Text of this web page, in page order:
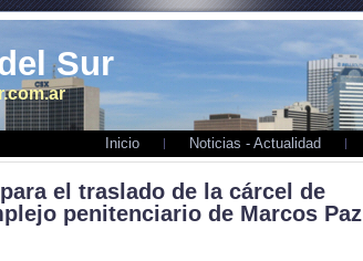
Sur
Inicio Noticias - Actualidad
el traslado de la cárcel de
penitenciario de Marcos Paz